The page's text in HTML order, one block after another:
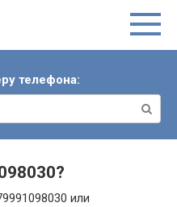
телефона:
?
или